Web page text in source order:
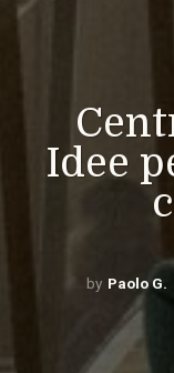
Idee
Paolo G.